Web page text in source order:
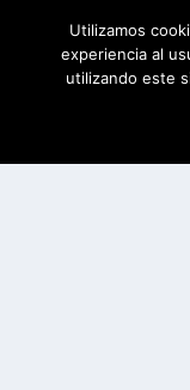
Utilizamos
experiencia al
utilizando este